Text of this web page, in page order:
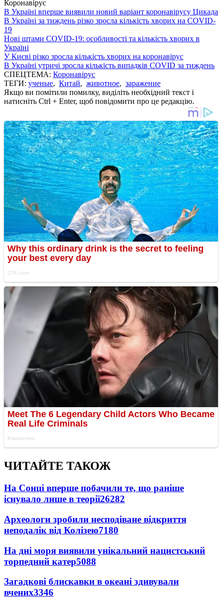
Коронавірус
В Україні вперше виявили новий варіант коронавірусу Цикада
В Україні за тиждень різко зросла кількість хворих на COVID-
19
Нові штами COVID-19: особливості та кількість хворих в
Україні
У Києві різко зросла кількість хворих на коронавірус
В Україні утричі зросла кількість випадків COVID за тиждень
СПЕЦТЕМА: Коронавірус
ТЕГИ: ученые, Китай, животное, заражение
Якщо ви помітили помилку, виділіть необхідний текст і
натисніть Ctrl + Enter, щоб повідомити про це редакцію.
ЧИТАЙТЕ ТАКОЖ
На Сонці вперше побачили те, що раніше
існувало лише в теорії26282
Археологи зробили несподіване відкриття
неподалік від Колізею7180
На дні моря виявили унікальний нацистський
торпедний катер5088
Загадкові блискавки в океані здивували
вчених3346